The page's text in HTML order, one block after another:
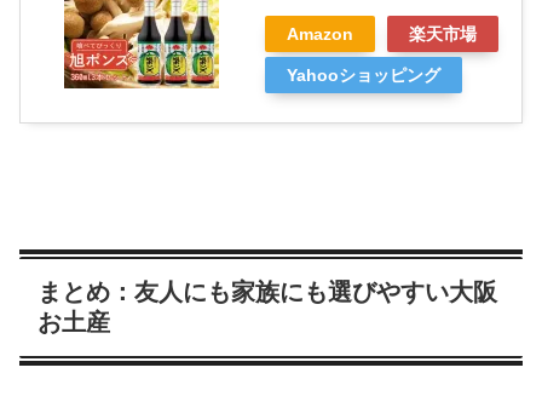
Amazon 楽天市場
Yahooショッピング
まとめ：友人にも家族にも選びやすい大阪
お土産